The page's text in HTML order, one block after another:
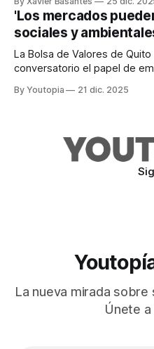
'Los mercados
sociales y
La Bolsa de Valores de
conversatorio el papel de
By Youtopia 21 dic. 2025
La nueva mirada sobre
Únete